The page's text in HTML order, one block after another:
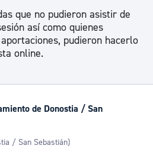
que no pudieron asistir de
así como quienes
pudieron hacerlo
online.
de Donostia / San
/ San Sebastián)